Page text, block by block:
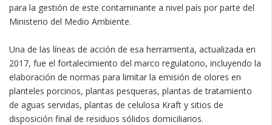
para la gestión de este contaminante a nivel país por parte del
Ministerio del Medio Ambiente.
Una de las líneas de acción de esa herramienta, actualizada en
2017, fue el fortalecimiento del marco regulatorio, incluyendo la
elaboración de normas para limitar la emisión de olores en
planteles porcinos, plantas pesqueras, plantas de tratamiento
de aguas servidas, plantas de celulosa Kraft y sitios de
disposición final de residuos sólidos domiciliarios.